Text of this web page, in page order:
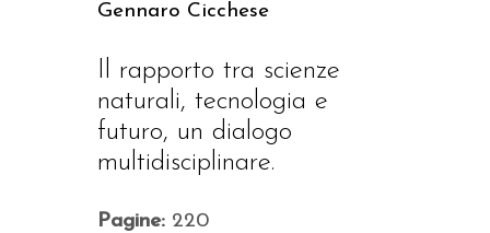
Gennaro Cicchese
Il rapporto tra scienze
naturali, tecnologia e
futuro, un dialogo
multidisciplinare.
Pagine: 220